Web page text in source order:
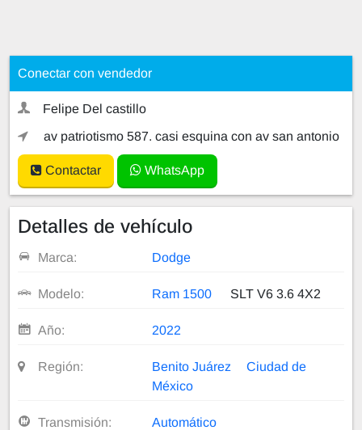
Conectar con vendedor
Felipe Del castillo
av patriotismo 587. casi esquina con av san antonio
Contactar WhatsApp
Detalles de vehículo
Marca: Dodge
Modelo: Ram 1500 SLT V6 3.6 4X2
Año: 2022
Región: Benito Juárez
Ciudad de
México
Transmisión: Automático